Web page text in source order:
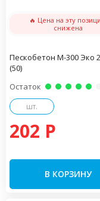
🔥 Цена на эту
снижена
Пескобетон М-300 Эко
(50)
Остаток
шт.
202 P
В КОРЗИНУ